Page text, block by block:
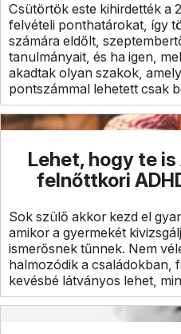
Csütörtök este kihirdették a
felvételi ponthatárokat, így
számára eldőlt,
tanulmányait, és ha igen,
akadtak olyan szakok,
pontszámmal lehetett csak
Lehet, hogy te
felnőttkori
Sok szülő akkor kezd el
amikor a gyermekét
ismerősnek tűnnek. Nem
halmozódik a családokban,
kevésbé látványos lehet,